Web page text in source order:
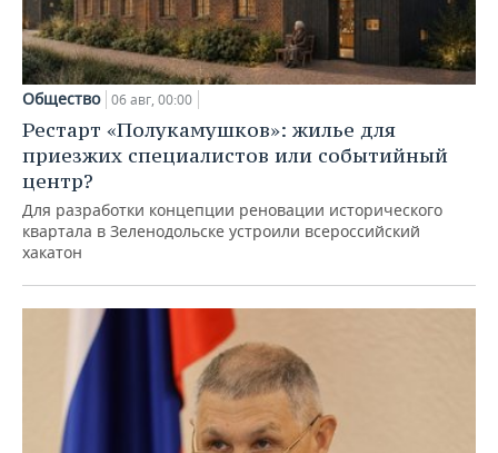
Общество 06 авг, 00:00
Рестарт «Полукамушков»: жилье для
приезжих специалистов или событийный
центр?
Для разработки концепции реновации исторического
квартала в Зеленодольске устроили всероссийский
хакатон